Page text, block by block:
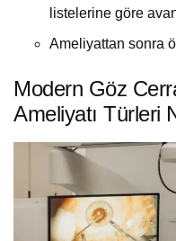
listelerine göre
Ameliyattan sonra
Modern Göz
Ameliyatı Türleri